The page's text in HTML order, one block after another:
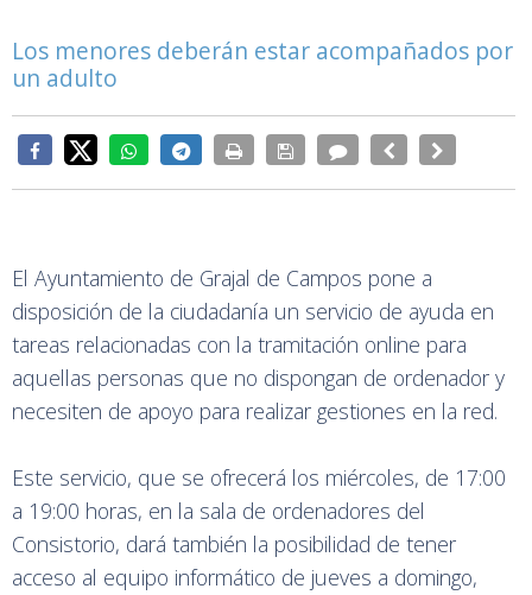
Los menores deberán estar acompañados por
un adulto
El Ayuntamiento de Grajal de Campos pone a
disposición de la ciudadanía un servicio de ayuda en
tareas relacionadas con la tramitación online para
aquellas personas que no dispongan de ordenador y
necesiten de apoyo para realizar gestiones en la red.
Este servicio, que se ofrecerá los miércoles, de 17:00
a 19:00 horas, en la sala de ordenadores del
Consistorio, dará también la posibilidad de tener
acceso al equipo informático de jueves a domingo,